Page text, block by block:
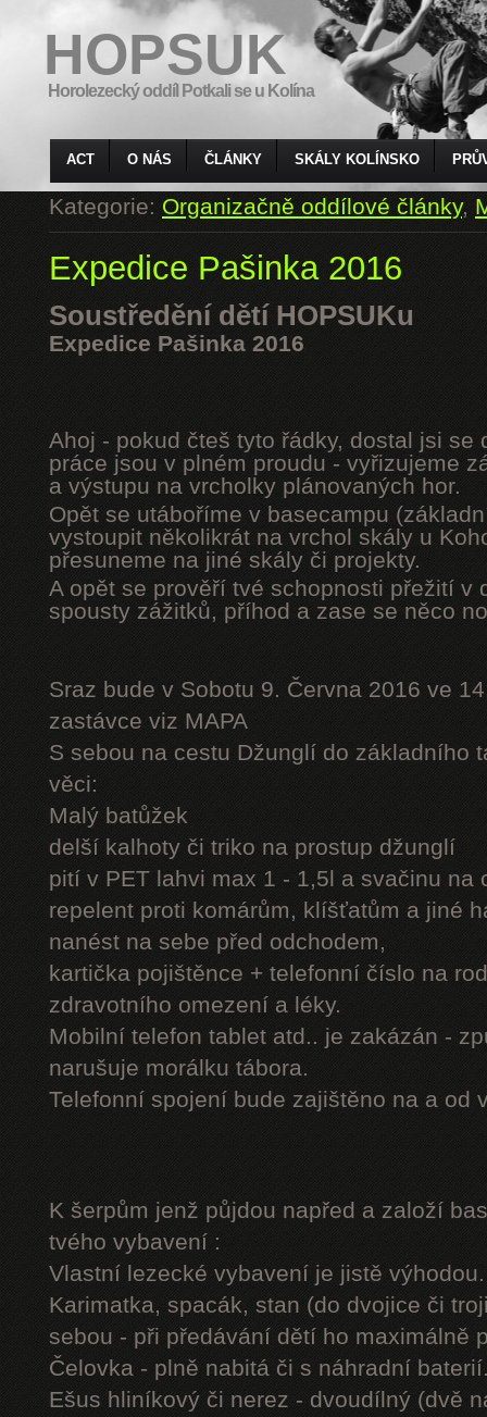
HOPSUK
Horolezecký oddíl Potkali se u Kolína
ACT O NÁS ČLÁNKY SKÁLY KOLÍNSKO
Kategorie:Organizačně oddílové články,
Expedice Pašinka 2016
Soustředění dětí HOPSUKu
Expedice Pašinka 2016
Ahoj - pokud čteš tyto řádky, dostal jsi se
práce jsou v plném proudu - vyřizujeme
a výstupu na vrcholky plánovaných hor.
Opět se utáboříme v basecampu
vystoupit několikrát na vrchol skály u
přesuneme na jiné skály či projekty.
A opět se prověří tvé schopnosti přežití v
spousty zážitků, příhod a zase se něco
Sraz bude v Sobotu 9. Června 2016 ve
zastávce viz MAPA
S sebou na cestu Džunglí do základního
věci:
Malý batůžek
delší kalhoty či triko na prostup džunglí
pití v PET lahvi max 1 - 1,5l a svačinu na
repelent proti komárům, klíšťatům a jiné
nanést na sebe před odchodem,
kartička pojištěnce + telefonní číslo na
zdravotního omezení a léky.
Mobilní telefon tablet atd.. je zakázán -
narušuje morálku tábora.
Telefonní spojení bude zajištěno na a od
K šerpům jenž půjdou napřed a založí
tvého vybavení :
Vlastní lezecké vybavení je jistě výhodou.
Karimatka, spacák, stan (do dvojice či
sebou - při předávání dětí ho maximálně
Čelovka - plně nabitá či s náhradní
Ešus hliníkový či nerez - dvoudílný (dvě